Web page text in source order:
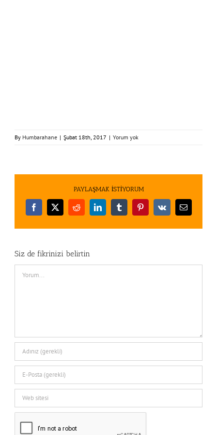
By Humbarahane | Şubat 18th, 2017 | Yorum yok
PAYLAŞMAK İSTİYORUM
Facebook
X RedditLinkedInTumblrPinterest
Vk
E-
Siz de fikrinizi belirtin